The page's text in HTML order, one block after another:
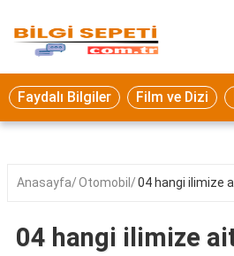
Eğitim
Ekonomi
Seyahat
Oyun
Faydalı Bilgiler Film ve Dizi
Anasayfa Otomobil 04 hangi ilimize
04 hangi ilimize